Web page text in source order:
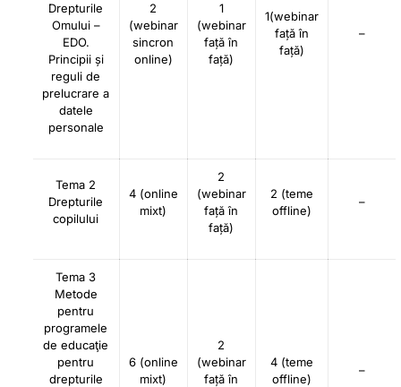
Drepturile
Omului –
EDO.
Principii și
reguli de
prelucrare a
datele
personale
2
(webinar
sincron
online)
1
(webinar
față în
față)
1(webinar
față în
față)
–
Tema 2
Drepturile
copilului
4 (online
mixt)
2
(webinar
față în
față)
2 (teme
offline)
–
Tema 3
Metode
pentru
programele
de educaţie
pentru
drepturile
6 (online
mixt)
2
(webinar
față în
4 (teme
offline)
–